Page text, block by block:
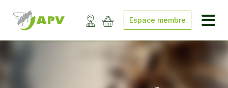
Espace membre